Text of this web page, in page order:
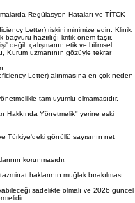
Başvuru
İpuçları
Regülasyon Hataları ve TİTCK
Letter) riskini minimize edin. Klinik
hazırlığı kritik önem taşır.
değil, çalışmanın etik ve bilimsel
Kurum uzmanının gözüyle tekrar
Letter) alınmasına en çok neden
tam uyumlu olmamasıdır.
Hakkında Yönetmelik" yerine eski
gönüllü sayısının net
haklarının muğlak bırakılması.